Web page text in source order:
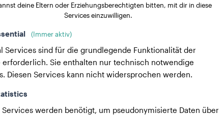
deine Eltern oder Erziehungsberechtigten bitten, mit dir in diese
Services einzuwilligen.
(Immer aktiv)
Services sind für die grundlegende Funktionalität der
erforderlich. Sie enthalten nur technisch notwendige
Diesen Services kann nicht widersprochen werden.
Services werden benötigt, um pseudonymisierte Daten über